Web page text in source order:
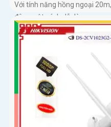
Với tính năng hồng ngoại
đêm một cách dễ dàng